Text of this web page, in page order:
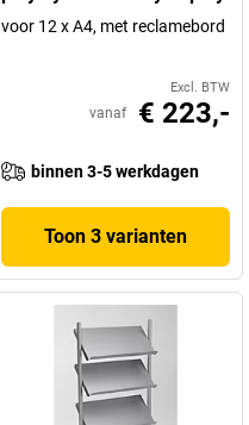
voor 12 x A4, met reclamebord
Excl. BTW
vanaf € 223,-
binnen 3-5 werkdagen
Toon 3 varianten